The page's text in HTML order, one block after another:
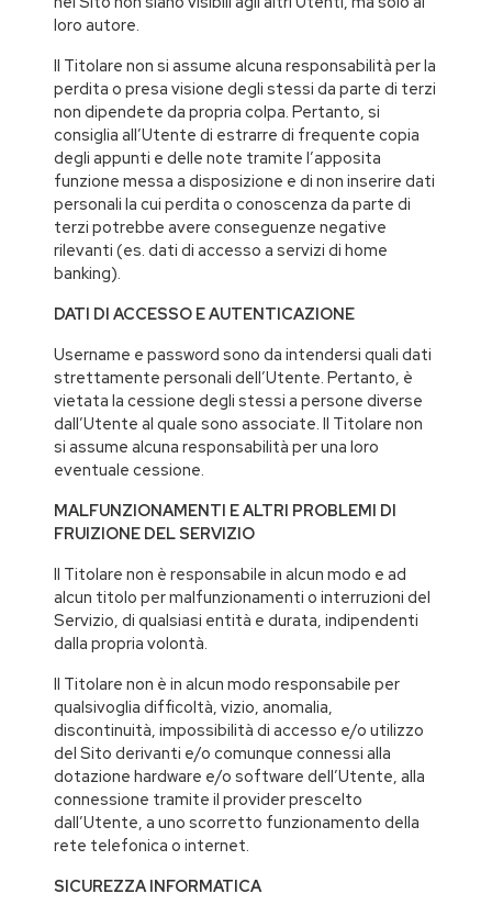
loro autore.
Il Titolare non si assume alcuna responsabilità per la
perdita o presa visione degli stessi da parte di terzi
non dipendete da propria colpa. Pertanto, si
consiglia all’Utente di estrarre di frequente copia
degli appunti e delle note tramite l’apposita
funzione messa a disposizione e di non inserire dati
personali la cui perdita o conoscenza da parte di
terzi potrebbe avere conseguenze negative
rilevanti (es. dati di accesso a servizi di home
banking).
DATI DI ACCESSO E AUTENTICAZIONE
Username e password sono da intendersi quali dati
strettamente personali dell’Utente. Pertanto, è
vietata la cessione degli stessi a persone diverse
dall’Utente al quale sono associate. Il Titolare non
si assume alcuna responsabilità per una loro
eventuale cessione.
MALFUNZIONAMENTI E ALTRI PROBLEMI DI
FRUIZIONE DEL SERVIZIO
Il Titolare non è responsabile in alcun modo e ad
alcun titolo per malfunzionamenti o interruzioni del
Servizio, di qualsiasi entità e durata, indipendenti
dalla propria volontà.
Il Titolare non è in alcun modo responsabile per
qualsivoglia difficoltà, vizio, anomalia,
discontinuità, impossibilità di accesso e/o utilizzo
del Sito derivanti e/o comunque connessi alla
dotazione hardware e/o software dell’Utente, alla
connessione tramite il provider prescelto
dall’Utente, a uno scorretto funzionamento della
rete telefonica o internet.
SICUREZZA INFORMATICA